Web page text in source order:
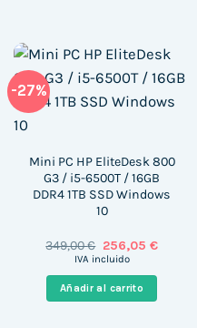
-27%
Mini PC HP EliteDesk 800
G3 / i5-6500T / 16GB
DDR4 1TB SSD Windows
10
349,00€ El
precio
era:
349,00 €.
256,05 €El
es:
256,05
IVA incluido
Añadir al carrito